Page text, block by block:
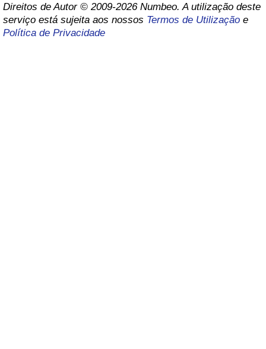
Direitos de Autor © 2009-2026 Numbeo. A utilização deste
serviço está sujeita aos nossos Termos de Utilização e
Política de Privacidade
Taxa do Indicador de Crime (Atual)